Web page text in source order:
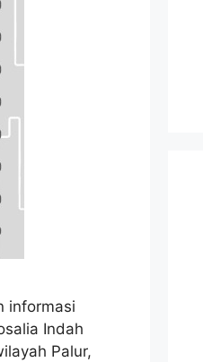
informasi
Indah
Palur,